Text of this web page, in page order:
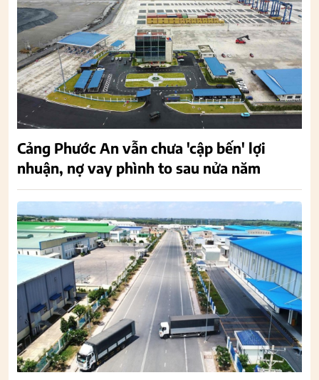
Cảng Phước An vẫn chưa 'cập bến' lợi
nhuận, nợ vay phình to sau nửa năm